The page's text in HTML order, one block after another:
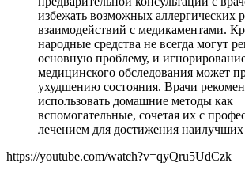
избежать возможных аллергических
взаимодействий с медикаментами.
народные средства не всегда могут
основную проблему, и
медицинского обследования может
ухудшению состояния. Врачи
использовать домашние методы как
вспомогательные, сочетая их с
лечением для достижения наилучших
https://youtube.com/watch?v=qyQru5UdCzk